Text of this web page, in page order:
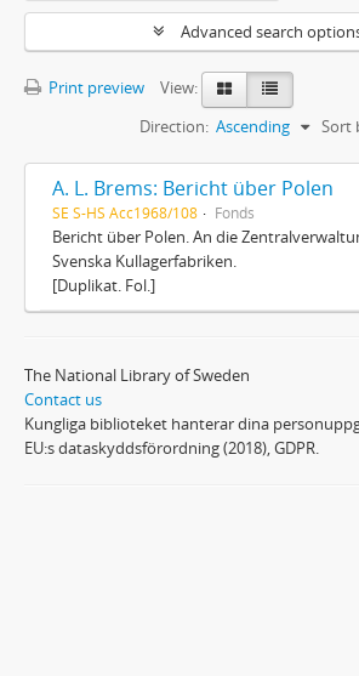
Advanced search
Print preview
View:
Sort
Direction: Ascending
A. L. Brems: Bericht über Polen
SE S-HS Acc1968/108 Fonds
Bericht über Polen. An die
Svenska Kullagerfabriken.
[Duplikat. Fol.]
The National Library of Sweden
Contact us
Kungliga biblioteket hanterar dina
EU:s dataskyddsförordning (2018), GDPR.